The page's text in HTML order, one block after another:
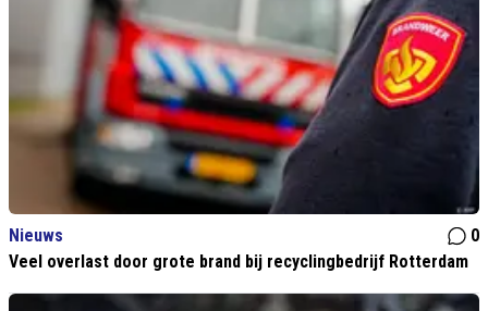
Nieuws
0
Veel overlast door grote brand bij recyclingbedrijf Rotterdam